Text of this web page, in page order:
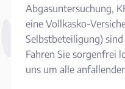
Abgasuntersuchung,
eine Vollkasko-
Selbstbeteiligung) sind
Fahren Sie sorgenfrei
uns um alle